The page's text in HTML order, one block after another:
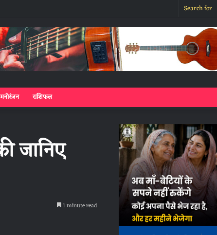
मनोरंजन राशिफल
जानिए
1 minute read